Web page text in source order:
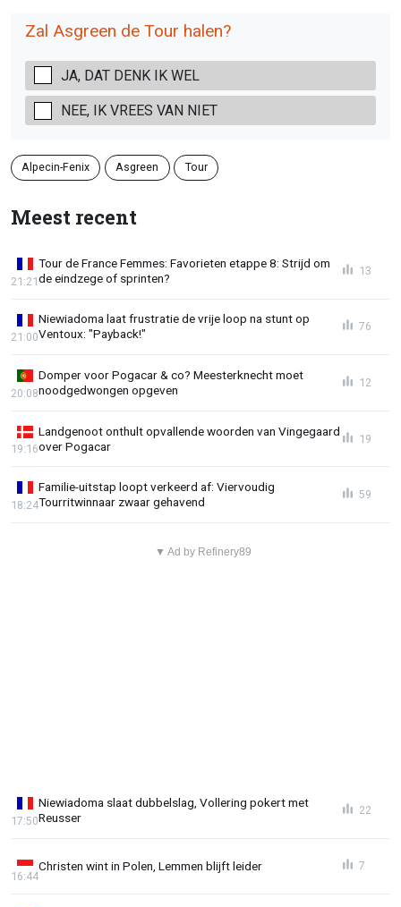
Zal Asgreen de Tour halen?
JA, DAT DENK IK WEL
NEE, IK VREES VAN NIET
Alpecin-Fenix Asgreen Tour
Meest recent
Tour de France Femmes: Favorieten etappe 8: Strijd om
de eindzege of sprinten?
21:21
13
Niewiadoma laat frustratie de vrije loop na stunt op
Ventoux: "Payback!"
21:00
76
Domper voor Pogacar & co? Meesterknecht moet
noodgedwongen opgeven
20:08
12
Landgenoot onthult opvallende woorden van Vingegaard
over Pogacar
19:16
19
Familie-uitstap loopt verkeerd af: Viervoudig
Tourritwinnaar zwaar gehavend
18:24
59
▼ Ad by Refinery89
Niewiadoma slaat dubbelslag, Vollering pokert met
Reusser
17:50
22
Christen wint in Polen, Lemmen blijft leider
16:44
7